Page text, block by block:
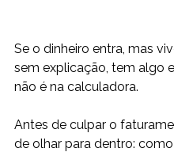
Se o dinheiro entra, mas
sem explicação, tem algo
não é na calculadora.
Antes de culpar o
de olhar para dentro: